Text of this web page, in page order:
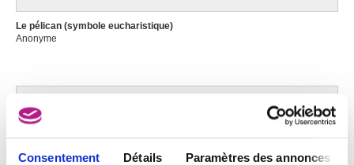
Consentement Détails Paramètres des annonces
Le pélican (symbole eucharistique)
Anonyme
Le prince Charles de Lorraine